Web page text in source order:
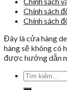
Chính sách
Chính sách
Đây là cửa hàng
hàng sẽ không có
được hướng dẫn
Tìm
kiếm: